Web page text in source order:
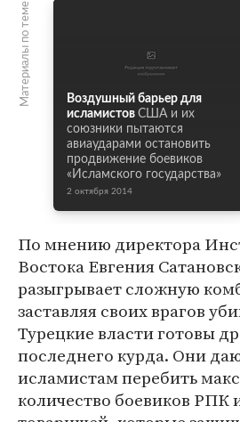
Материалы по теме
Воздушный барьер для
исламистов США и их
союзники пытаются
авиаударами остановить
продвижение боевиков
«Исламского государства»
2 октября 2014
По мнению директора
Востока Евгения
разыгрывает сложную
заставляя своих врагов
Турецкие власти готовы
последнего курда. Они
исламистам перебить
количество боевиков РПК